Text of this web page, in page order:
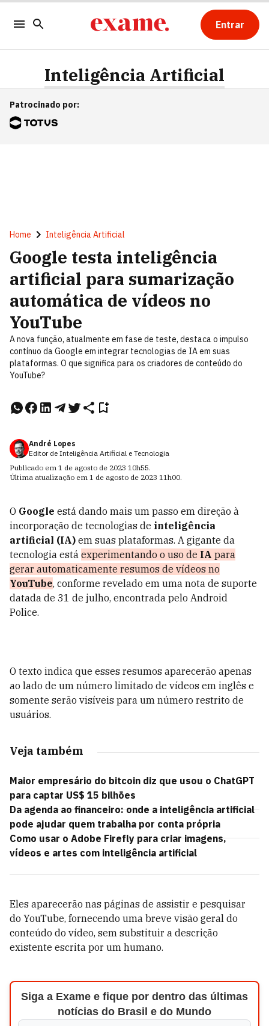
Entrar
Inteligência Artificial
Patrocinado por:
Home Inteligência Artificial
Google testa inteligência
artificial para sumarização
automática de vídeos no
YouTube
A nova função, atualmente em fase de teste, destaca o impulso
contínuo da Google em integrar tecnologias de IA em suas
plataformas. O que significa para os criadores de conteúdo do
YouTube?
André Lopes
Editor de Inteligência Artificial e Tecnologia
Publicado em 1 de agosto de 2023 10h55.
Última atualização em 1 de agosto de 2023 11h00.
O Google está dando mais um passo em direção à
incorporação de tecnologias de inteligência
artificial (IA) em suas plataformas. A gigante da
tecnologia está experimentando o uso de IA para
gerar automaticamente resumos de vídeos no
YouTube, conforme revelado em uma nota de suporte
datada de 31 de julho, encontrada pelo Android
Police.
O texto indica que esses resumos aparecerão apenas
ao lado de um número limitado de vídeos em inglês e
somente serão visíveis para um número restrito de
usuários.
Veja também
Maior empresário do bitcoin diz que usou o ChatGPT
para captar US$ 15 bilhões
Da agenda ao financeiro: onde a inteligência artificial
pode ajudar quem trabalha por conta própria
Como usar o Adobe Firefly para criar imagens,
vídeos e artes com inteligência artificial
Eles aparecerão nas páginas de assistir e pesquisar
do YouTube, fornecendo uma breve visão geral do
conteúdo do vídeo, sem substituir a descrição
existente escrita por um humano.
Siga a Exame e fique por dentro das últimas
notícias do Brasil e do Mundo